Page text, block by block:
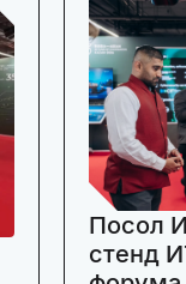
Посол
стенд